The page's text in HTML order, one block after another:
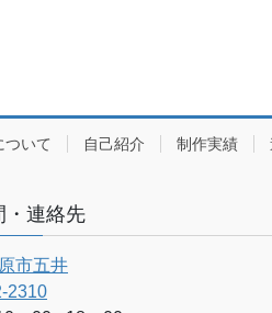
ついて 自己紹介 制作実績
・連絡先
市五井
2310